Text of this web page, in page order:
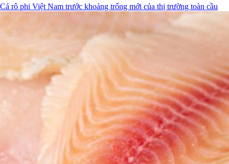
Cá rô phi Việt Nam trước khoảng trống mới của thị trường toàn cầu